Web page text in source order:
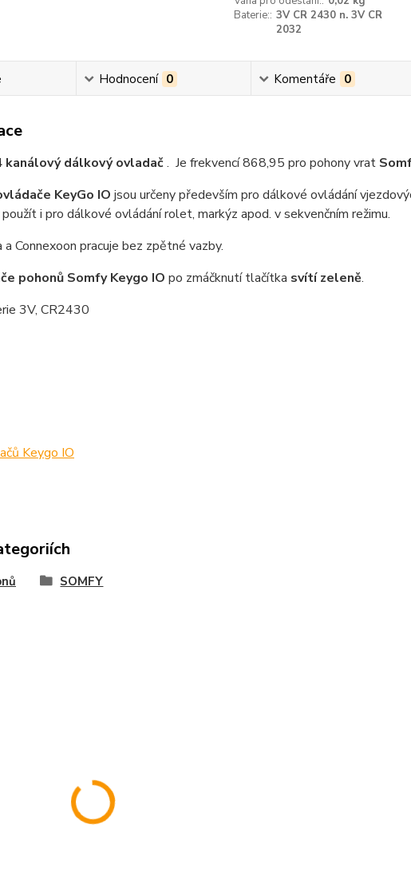
Baterie:: 3V CR 2430 n. 3V CR
2032
Hodnocení 0 Komentáře 0
kanálový dálkový ovladač. Je frekvencí 868,95 pro pohony vrat
KeyGo IO jsou určeny především pro dálkové ovládání
i pro dálkové ovládání rolet, markýz apod. v sekvenčním režimu.
Connexoon pracuje bez zpětné vazby.
pohonů Somfy Keygo IO po zmáčknutí tlačítka svítí zeleně.
3V, CR2430
Keygo IO
SOMFY